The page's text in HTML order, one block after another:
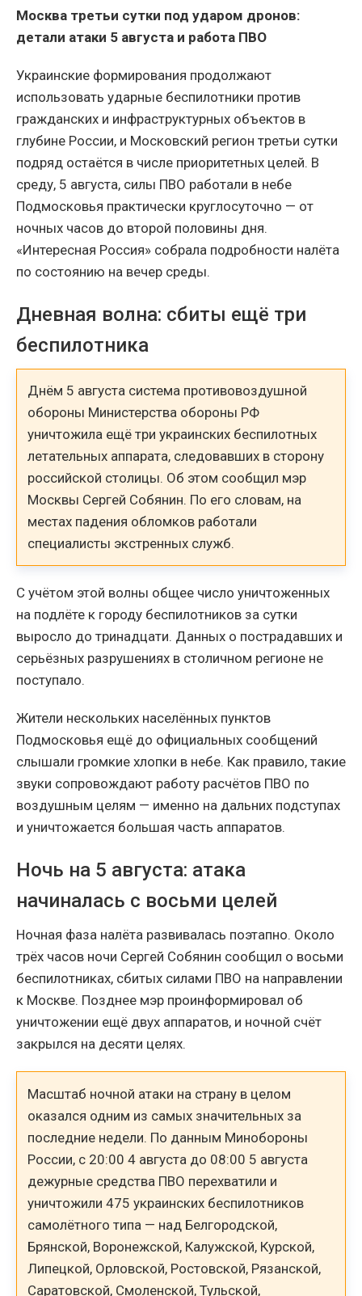
Москва третьи сутки под ударом дронов:
детали атаки 5 августа и работа ПВО
Украинские формирования продолжают
использовать ударные беспилотники против
гражданских и инфраструктурных объектов в
глубине России, и Московский регион третьи сутки
подряд остаётся в числе приоритетных целей. В
среду, 5 августа, силы ПВО работали в небе
Подмосковья практически круглосуточно — от
ночных часов до второй половины дня.
«Интересная Россия» собрала подробности налёта
по состоянию на вечер среды.
Дневная волна: сбиты ещё три
беспилотника
Днём 5 августа система противовоздушной
обороны Министерства обороны РФ
уничтожила ещё три украинских беспилотных
летательных аппарата, следовавших в сторону
российской столицы. Об этом сообщил мэр
Москвы Сергей Собянин. По его словам, на
местах падения обломков работали
специалисты экстренных служб.
С учётом этой волны общее число уничтоженных
на подлёте к городу беспилотников за сутки
выросло до тринадцати. Данных о пострадавших и
серьёзных разрушениях в столичном регионе не
поступало.
Жители нескольких населённых пунктов
Подмосковья ещё до официальных сообщений
слышали громкие хлопки в небе. Как правило, такие
звуки сопровождают работу расчётов ПВО по
воздушным целям — именно на дальних подступах
и уничтожается большая часть аппаратов.
Ночь на 5 августа: атака
начиналась с восьми целей
Ночная фаза налёта развивалась поэтапно. Около
трёх часов ночи Сергей Собянин сообщил о восьми
беспилотниках, сбитых силами ПВО на направлении
к Москве. Позднее мэр проинформировал об
уничтожении ещё двух аппаратов, и ночной счёт
закрылся на десяти целях.
Масштаб ночной атаки на страну в целом
оказался одним из самых значительных за
последние недели. По данным Минобороны
России, с 20:00 4 августа до 08:00 5 августа
дежурные средства ПВО перехватили и
уничтожили 475 украинских беспилотников
самолётного типа — над Белгородской,
Брянской, Воронежской, Калужской, Курской,
Липецкой, Орловской, Ростовской, Рязанской,
Саратовской, Смоленской, Тульской,